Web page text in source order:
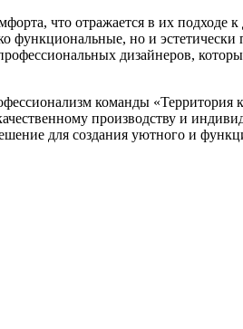
что отражается в их подходе
функциональные, но и
дизайнеров,
команды
производству и
для создания уютного и